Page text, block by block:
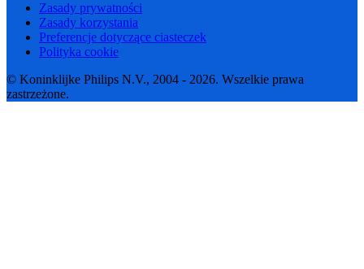
Zasady prywatności
Zasady korzystania
Preferencje dotyczące ciasteczek
Polityka cookie
© Koninklijke Philips N.V., 2004 - 2026. Wszelkie prawa
zastrzeżone.